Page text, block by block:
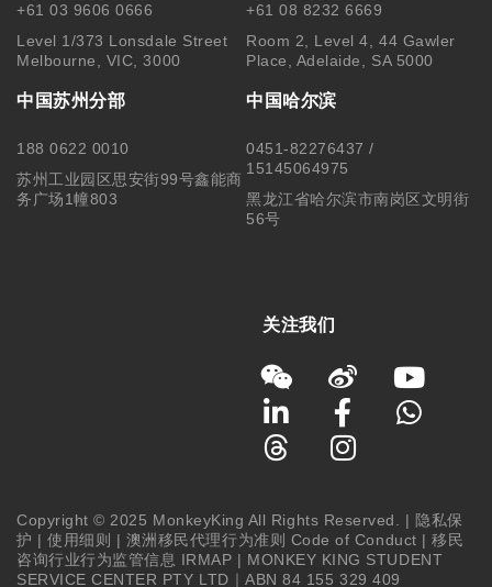
+61 03 9606 0666
Level 1/373 Lonsdale Street
Melbourne, VIC, 3000
+61 08 8232 6669
Room 2, Level 4, 44 Gawler
Place, Adelaide, SA 5000
中国苏州分部
188 0622 0010
苏州工业园区思安街99号鑫能商
务广场1幢803
中国哈尔滨
0451-82276437 /
15145064975
黑龙江省哈尔滨市南岗区文明街
56号
关注我们
Copyright © 2025 MonkeyKing All Rights Reserved. |隐私保
护 |使用细则 | 澳洲移民代理行为准则 Code of Conduct |移民
咨询行业行为监管信息 IRMAP | MONKEY KING STUDENT
SERVICE CENTER PTY LTD｜ABN 84 155 329 409